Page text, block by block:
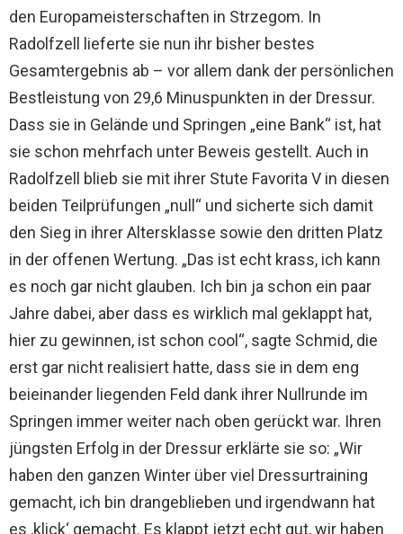
den Europameisterschaften in Strzegom. In
Radolfzell lieferte sie nun ihr bisher bestes
Gesamtergebnis ab – vor allem dank der persönlichen
Bestleistung von 29,6 Minuspunkten in der Dressur.
Dass sie in Gelände und Springen „eine Bank“ ist, hat
sie schon mehrfach unter Beweis gestellt. Auch in
Radolfzell blieb sie mit ihrer Stute Favorita V in diesen
beiden Teilprüfungen „null“ und sicherte sich damit
den Sieg in ihrer Altersklasse sowie den dritten Platz
in der offenen Wertung. „Das ist echt krass, ich kann
es noch gar nicht glauben. Ich bin ja schon ein paar
Jahre dabei, aber dass es wirklich mal geklappt hat,
hier zu gewinnen, ist schon cool“, sagte Schmid, die
erst gar nicht realisiert hatte, dass sie in dem eng
beieinander liegenden Feld dank ihrer Nullrunde im
Springen immer weiter nach oben gerückt war. Ihren
jüngsten Erfolg in der Dressur erklärte sie so: „Wir
haben den ganzen Winter über viel Dressurtraining
gemacht, ich bin drangeblieben und irgendwann hat
es ‚klick‘ gemacht. Es klappt jetzt echt gut, wir haben